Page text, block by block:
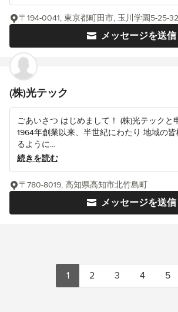
メッセージを送信
〒194-0041, 東京都町田市, 玉川学園5-25-32
(株)光テック
ごあいさつ はじめまして！ (株)光テックと
1964年創業以来、半世紀にわたり 地域の
るように...
続きを読む
メッセージを送信
〒780-8019, 高知県高知市北竹島町
1 2 3 4 5